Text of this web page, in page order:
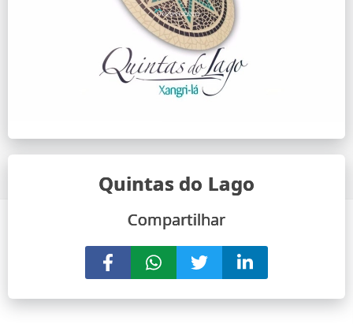
Quintas do Lago
Compartilhar